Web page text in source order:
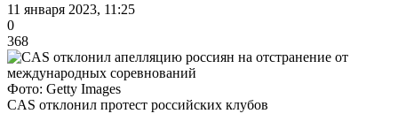
11 января 2023, 11:25
0
368
Фото: Getty Images
CAS отклонил протест российских клубов